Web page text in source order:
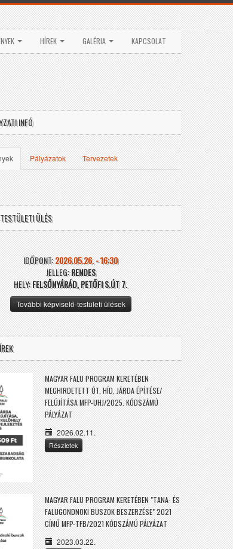
HÍREK GALÉRIA KAPCSOLAT
INFÓ
Pályázatok Tervezetek
ÜLÉS
IDŐPONT:2026.05.26. - 16:30
JELLEG:RENDES
HELY:FELSŐNYÁRÁD, PETŐFI S.ÚT 7.
További képviselő-testületi ülések
MAGYAR FALU PROGRAM KERETÉBEN
MEGHIRDETETT ÚT, HÍD, JÁRDA ÉPÍTÉSE/
FELÚJÍTÁSA MFP-UHJ/2025. KÓDSZÁMÚ
PÁLYÁZAT
2026.02.11.
Részletek
MAGYAR FALU PROGRAM KERETÉBEN "TANA- ÉS
FALUGONDNOKI BUSZOK BESZERZÉSE" 2021
CÍMŰ MFP-TFB/2021 KÓDSZÁMÚ PÁLYÁZAT
2023.03.22.